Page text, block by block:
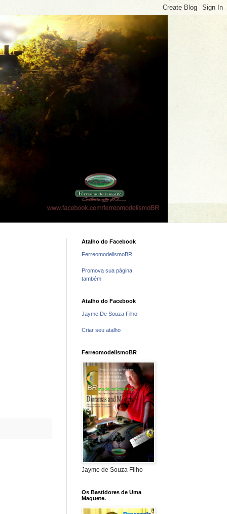
Atalho do Facebook
FerreomodelismoBR
Promova sua página
também
Atalho do Facebook
Jayme De Souza Filho
Criar seu atalho
FerreomodelismoBR
Jayme de Souza Filho
Os Bastidores de Uma
Maquete.